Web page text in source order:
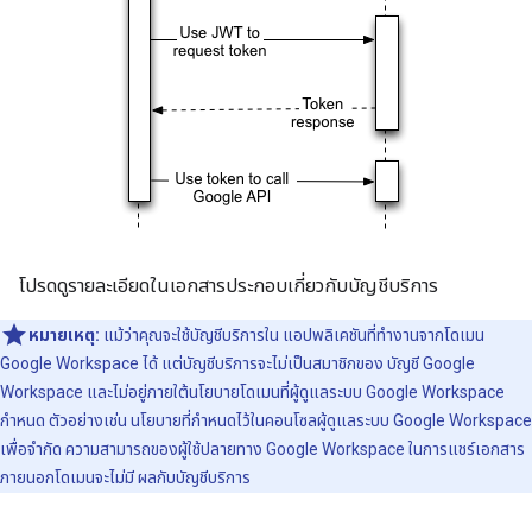
โปรดดูรายละเอียดในเอกสารประกอบเกี่ยวกับบัญชีบริการ
หมายเหตุ: แม้ว่าคุณจะใช้บัญชีบริการใน แอปพลิเคชันที่ทำงานจากโดเมน
Google Workspace ได้ แต่บัญชีบริการจะไม่เป็นสมาชิกของ บัญชี Google
Workspace และไม่อยู่ภายใต้นโยบายโดเมนที่ผู้ดูแลระบบ Google Workspace
กำหนด ตัวอย่างเช่น นโยบายที่กำหนดไว้ในคอนโซลผู้ดูแลระบบ Google Workspace
เพื่อจำกัด ความสามารถของผู้ใช้ปลายทาง Google Workspace ในการแชร์เอกสาร
ภายนอกโดเมนจะไม่มี ผลกับบัญชีบริการ